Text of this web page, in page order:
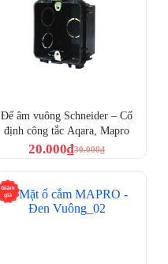
Đế âm vuông Schneider – Cố
định công tắc Aqara, Mapro
30.000₫
20.000₫